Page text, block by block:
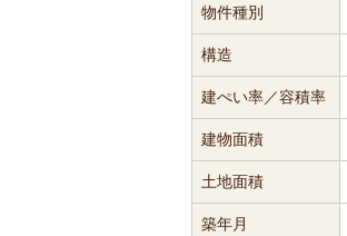
物件種別
構造
建ぺい率／容積率
建物面積
土地面積
築年月